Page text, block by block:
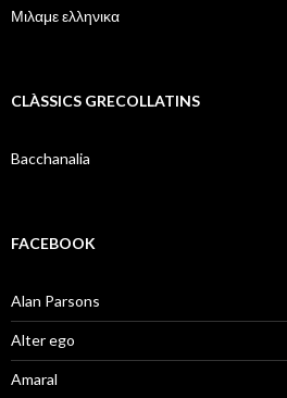
Μιλαμε ελληνικα
CLÀSSICS GRECOLLATINS
Bacchanalia
FACEBOOK
Alan Parsons
Alter ego
Amaral